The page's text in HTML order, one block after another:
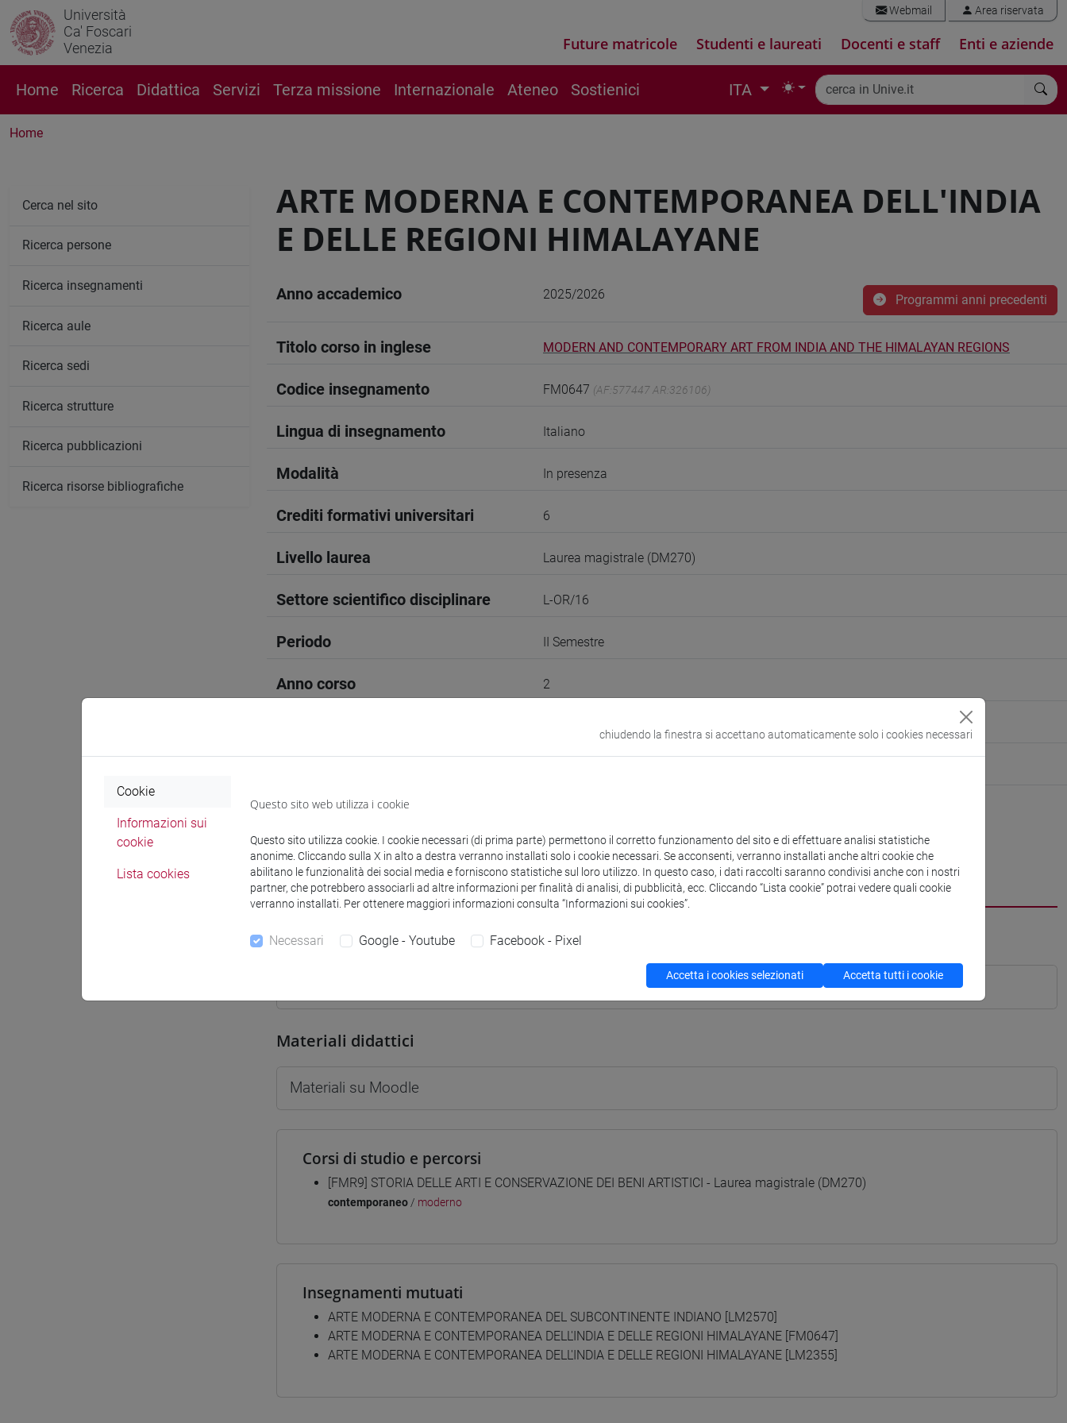
Università
Ca' Foscari
Venezia
Webmail Area riservata
Future matricole Studenti e laureati Docenti e staff Enti e aziende
Home Ricerca Didattica Servizi Terza missione Internazionale Ateneo Sostienici ITA
Home
ARTE MODERNA E CONTEMPORANEA DELL'INDIA
E DELLE REGIONI HIMALAYANE
Anno accademico 2025/2026 Programmi anni precedenti
Titolo corso in inglese MODERN AND CONTEMPORARY ART FROM INDIA AND THE HIMALAYAN REGIONS
Codice insegnamento FM0647 (AF:577447 AR:326106)
Lingua di insegnamento Italiano
Modalità In presenza
Crediti formativi universitari 6
Livello laurea Laurea magistrale (DM270)
Settore scientifico disciplinare L-OR/16
Periodo II Semestre
Anno corso 2
Docenti e corsi di laurea Programma
Docenti
Materiali didattici
Materiali su Moodle
Corsi di studio e percorsi
[FMR9] STORIA DELLE ARTI E CONSERVAZIONE DEI BENI ARTISTICI - Laurea magistrale (DM270)
contemporaneo / moderno
Insegnamenti mutuati
ARTE MODERNA E CONTEMPORANEA DEL SUBCONTINENTE INDIANO [LM2570]
ARTE MODERNA E CONTEMPORANEA DELL'INDIA E DELLE REGIONI HIMALAYANE [FM0647]
ARTE MODERNA E CONTEMPORANEA DELL'INDIA E DELLE REGIONI HIMALAYANE [LM2355]
Cerca nel sito
Ricerca persone
Ricerca insegnamenti
Ricerca aule
Ricerca sedi
Ricerca strutture
Ricerca pubblicazioni
Ricerca risorse bibliografiche
chiudendo la finestra si accettano automaticamente solo i cookies necessari
Cookie
Informazioni sui
cookie
Lista cookies
Questo sito web utilizza i cookie
Questo sito utilizza cookie. I cookie necessari (di prima parte) permettono il corretto funzionamento del sito e di effettuare analisi statistiche
anonime. Cliccando sulla X in alto a destra verranno installati solo i cookie necessari. Se acconsenti, verranno installati anche altri cookie che
abilitano le funzionalità dei social media e forniscono statistiche sul loro utilizzo. In questo caso, i dati raccolti saranno condivisi anche con i nostri
partner, che potrebbero associarli ad altre informazioni per finalità di analisi, di pubblicità, ecc. Cliccando “Lista cookie” potrai vedere quali cookie
verranno installati. Per ottenere maggiori informazioni consulta “Informazioni sui cookies”.
Necessari Google - Youtube Facebook - Pixel
Accetta i cookies selezionati Accetta tutti i cookie